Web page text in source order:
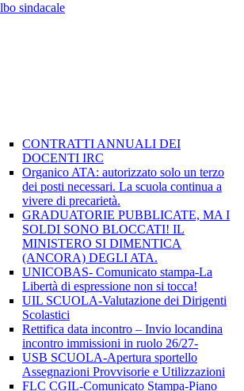
sindacale
CONTRATTI ANNUALI DEI
DOCENTI IRC
Organico ATA: autorizzato solo un terzo
dei posti necessari. La scuola continua a
vivere di precarietà.
GRADUATORIE PUBBLICATE, MA I
SOLDI SONO BLOCCATI! IL
MINISTERO SI DIMENTICA
(ANCORA) DEGLI ATA.
UNICOBAS- Comunicato stampa-La
Libertà di espressione non si tocca!
UIL SCUOLA-Valutazione dei Dirigenti
Scolastici
Rettifica data incontro – Invio locandina
incontro immissioni in ruolo 26/27-
USB SCUOLA-Apertura sportello
Assegnazioni Provvisorie e Utilizzazioni
FLC CGIL-Comunicato Stampa-Piano